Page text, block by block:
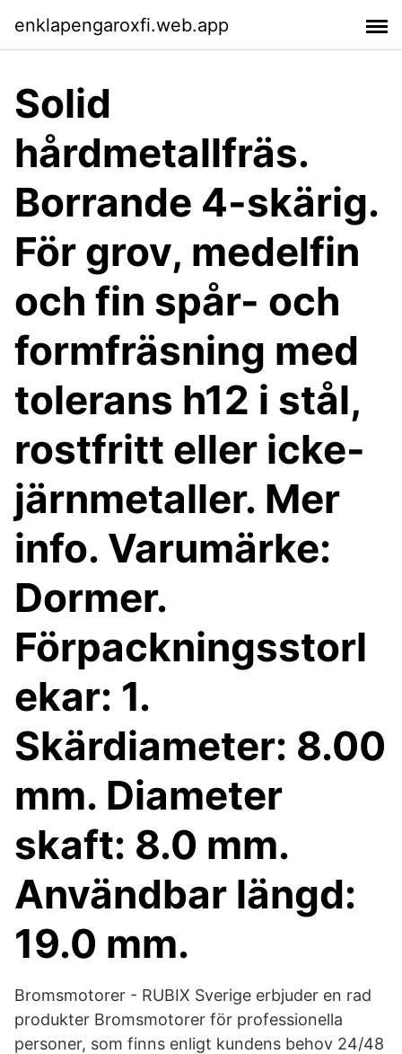
enklapengaroxfi.web.app
Solid
hårdmetallfräs.
Borrande 4-skärig.
För grov, medelfin
och fin spår- och
formfräsning med
tolerans h12 i stål,
rostfritt eller icke-
järnmetaller. Mer
info. Varumärke:
Dormer.
Förpackningsstorl
ekar: 1.
Skärdiameter: 8.00
mm. Diameter
skaft: 8.0 mm.
Användbar längd:
19.0 mm.
Bromsmotorer - RUBIX Sverige erbjuder en rad
produkter Bromsmotorer för professionella
personer, som finns enligt kundens behov 24/48